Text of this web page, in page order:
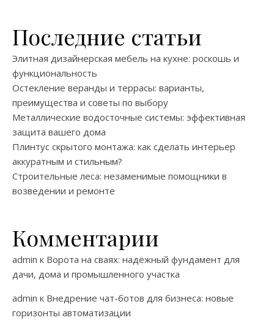
Последние статьи
Элитная дизайнерская мебель на кухне: роскошь и
функциональность
Остекление веранды и террасы: варианты,
преимущества и советы по выбору
Металлические водосточные системы: эффективная
защита вашего дома
Плинтус скрытого монтажа: как сделать интерьер
аккуратным и стильным?
Строительные леса: незаменимые помощники в
возведении и ремонте
Комментарии
admin к Ворота на сваях: надёжный фундамент для
дачи, дома и промышленного участка
admin к Внедрение чат-ботов для бизнеса: новые
горизонты автоматизации